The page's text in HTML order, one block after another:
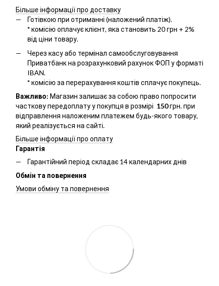
Більше інформації про доставку
Готівкою при отриманні (наложений платіж).
*комісію оплачує клієнт, яка становить 20 грн + 2%
від ціни товару.
Через касу або термінал самообслуговування
Приватбанк на розрахунковий рахунок ФОП у форматі
IBAN.
*комісію за перерахування коштів сплачує покупець.
Важливо: Магазин залишає за собою право попросити
часткову передоплату у покупця в розмірі 150грн. при
відправлення наложеним платежем будь-якого товару,
який реалізується на сайті.
Більше інформації про оплату
Гарантія
Гарантійний період складає 14 календарних днів
Обмін та повернення
Умови обміну та повернення